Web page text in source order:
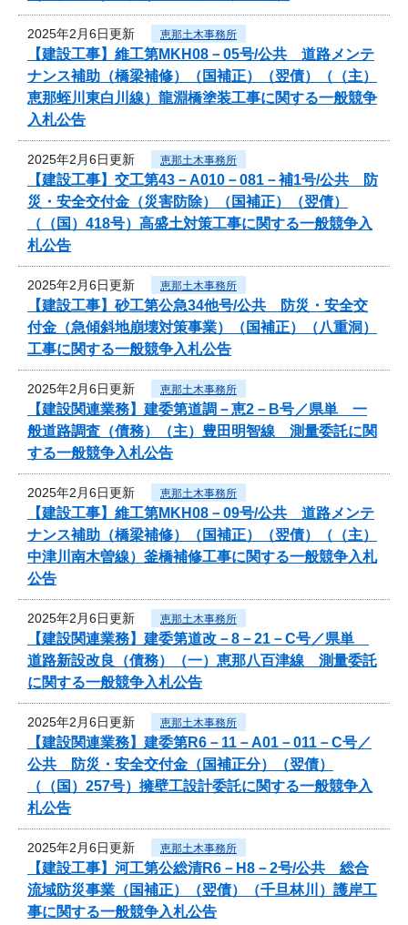
2025年2月6日更新 恵那土木事務所
【建設工事】維工第MKH08－05号/公共 道路メンテ
ナンス補助（橋梁補修）（国補正）（翌債）（（主）
恵那蛭川東白川線）龍淵橋塗装工事に関する一般競争
入札公告
2025年2月6日更新 恵那土木事務所
【建設工事】交工第43－A010－081－補1号/公共 防
災・安全交付金（災害防除）（国補正）（翌債）
（（国）418号）高盛土対策工事に関する一般競争入
札公告
2025年2月6日更新 恵那土木事務所
【建設工事】砂工第公急34他号/公共 防災・安全交
付金（急傾斜地崩壊対策事業）（国補正）（八重洞）
工事に関する一般競争入札公告
2025年2月6日更新 恵那土木事務所
【建設関連業務】建委第道調－恵2－B号／県単 一
般道路調査（債務）（主）豊田明智線 測量委託に関
する一般競争入札公告
2025年2月6日更新 恵那土木事務所
【建設工事】維工第MKH08－09号/公共 道路メンテ
ナンス補助（橋梁補修）（国補正）（翌債）（（主）
中津川南木曽線）釜橋補修工事に関する一般競争入札
公告
2025年2月6日更新 恵那土木事務所
【建設関連業務】建委第道改－8－21－C号／県単
道路新設改良（債務）（一）恵那八百津線 測量委託
に関する一般競争入札公告
2025年2月6日更新 恵那土木事務所
【建設関連業務】建委第R6－11－A01－011－C号／
公共 防災・安全交付金（国補正分）（翌債）
（（国）257号）擁壁工設計委託に関する一般競争入
札公告
2025年2月6日更新 恵那土木事務所
【建設工事】河工第公総清R6－H8－2号/公共 総合
流域防災事業（国補正）（翌債）（千旦林川）護岸工
事に関する一般競争入札公告